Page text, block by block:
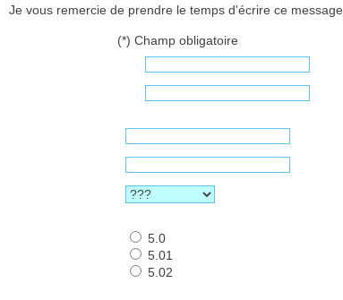
Je vous remercie de prendre le temps d'écrire ce message.
(*) Champ obligatoire
5.0
5.01
5.02